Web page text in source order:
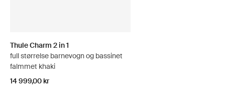
Thule Charm 2 in 1
full størrelse barnevogn og bassinet
falmmet khaki
14 999,00 kr